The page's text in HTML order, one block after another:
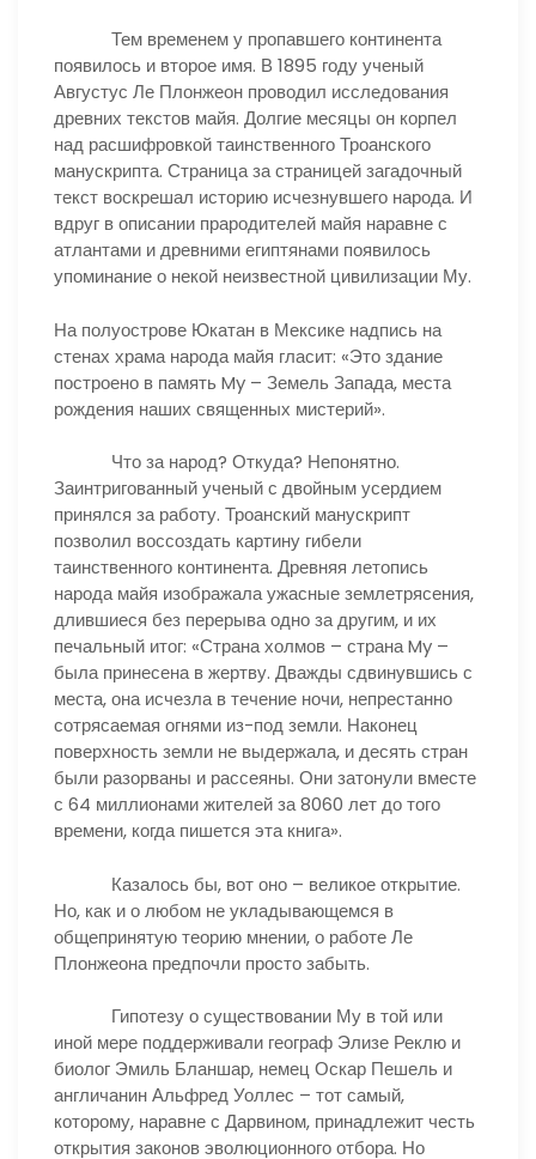
Тем временем у пропавшего континента
появилось и второе имя. В 1895 году ученый
Августус Ле Плонжеон проводил исследования
древних текстов майя. Долгие месяцы он корпел
над расшифровкой таинственного Троанского
манускрипта. Страница за страницей загадочный
текст воскрешал историю исчезнувшего народа. И
вдруг в описании прародителей майя наравне с
атлантами и древними египтянами появилось
упоминание о некой неизвестной цивилизации Му.
На полуострове Юкатан в Мексике надпись на
стенах храма народа майя гласит: «Это здание
построено в память My – Земель Запада, места
рождения наших священных мистерий».
Что за народ? Откуда? Непонятно.
Заинтригованный ученый с двойным усердием
принялся за работу. Троанский манускрипт
позволил воссоздать картину гибели
таинственного континента. Древняя летопись
народа майя изображала ужасные землетрясения,
длившиеся без перерыва одно за другим, и их
печальный итог: «Страна холмов – страна My –
была принесена в жертву. Дважды сдвинувшись с
места, она исчезла в течение ночи, непрестанно
сотрясаемая огнями из-под земли. Наконец
поверхность земли не выдержала, и десять стран
были разорваны и рассеяны. Они затонули вместе
с 64 миллионами жителей за 8060 лет до того
времени, когда пишется эта книга».
Казалось бы, вот оно – великое открытие.
Но, как и о любом не укладывающемся в
общепринятую теорию мнении, о работе Ле
Плонжеона предпочли просто забыть.
Гипотезу о существовании Му в той или
иной мере поддерживали географ Элизе Реклю и
биолог Эмиль Бланшар, немец Оскар Пешель и
англичанин Альфред Уоллес – тот самый,
которому, наравне с Дарвином, принадлежит честь
открытия законов эволюционного отбора. Но